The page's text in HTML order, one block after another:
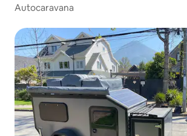
Autocaravana